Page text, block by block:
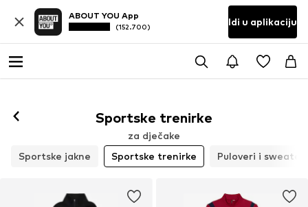
ABOUT YOU App
(152.700) Idi u aplikaciju
Sportske trenirke
za dječake
Sportske jakne
Sportske trenirke Puloveri i sweater